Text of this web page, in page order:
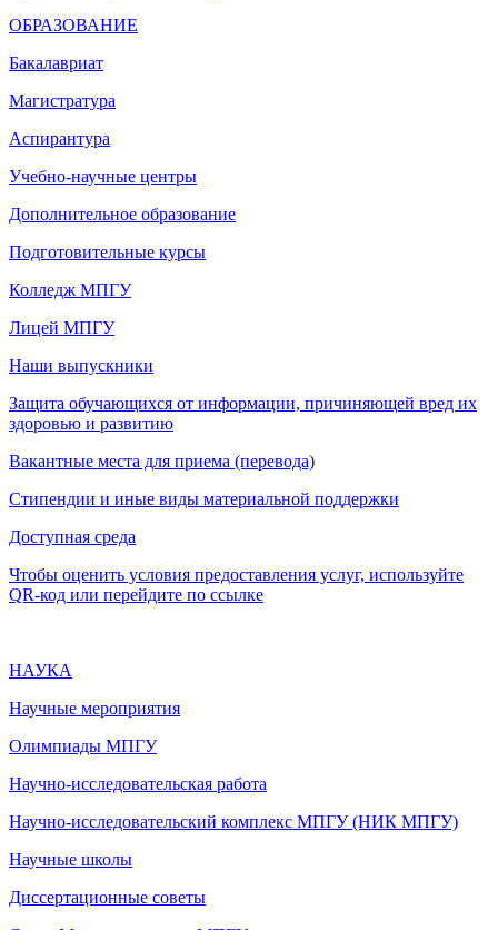
ОБРАЗОВАНИЕ
Бакалавриат
Магистратура
Аспирантура
Учебно-научные центры
Дополнительное образование
Подготовительные курсы
Колледж МПГУ
Лицей МПГУ
Наши выпускники
Защита обучающихся от информации, причиняющей вред их
здоровью и развитию
Вакантные места для приема (перевода)
Стипендии и иные виды материальной поддержки
Доступная среда
Чтобы оценить условия предоставления услуг, используйте
QR-код или перейдите по ссылке
НАУКА
Научные мероприятия
Олимпиады МПГУ
Научно-исследовательская работа
Научно-исследовательский комплекс МПГУ (НИК МПГУ)
Научные школы
Диссертационные советы